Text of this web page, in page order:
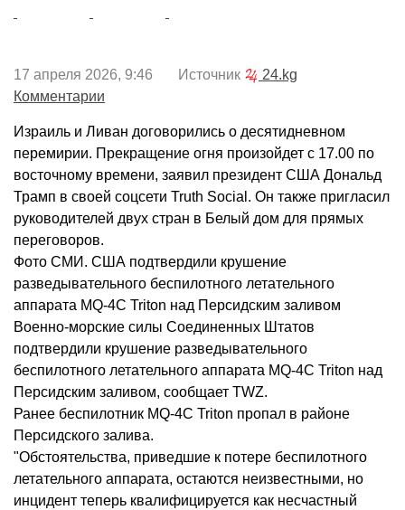
17 апреля 2026, 9:46 Источник
24.kg
Комментарии
Израиль и Ливан договорились о десятидневном
перемирии. Прекращение огня произойдет с 17.00 по
восточному времени, заявил президент США Дональд
Трамп в своей соцсети Truth Social. Он также пригласил
руководителей двух стран в Белый дом для прямых
переговоров.
Фото СМИ. США подтвердили крушение
разведывательного беспилотного летательного
аппарата MQ-4C Triton над Персидским заливом
Военно-морские силы Соединенных Штатов
подтвердили крушение разведывательного
беспилотного летательного аппарата MQ-4C Triton над
Персидским заливом, сообщает TWZ.
Ранее беспилотник MQ-4C Triton пропал в районе
Персидского залива.
"Обстоятельства, приведшие к потере беспилотного
летательного аппарата, остаются неизвестными, но
инцидент теперь квалифицируется как несчастный